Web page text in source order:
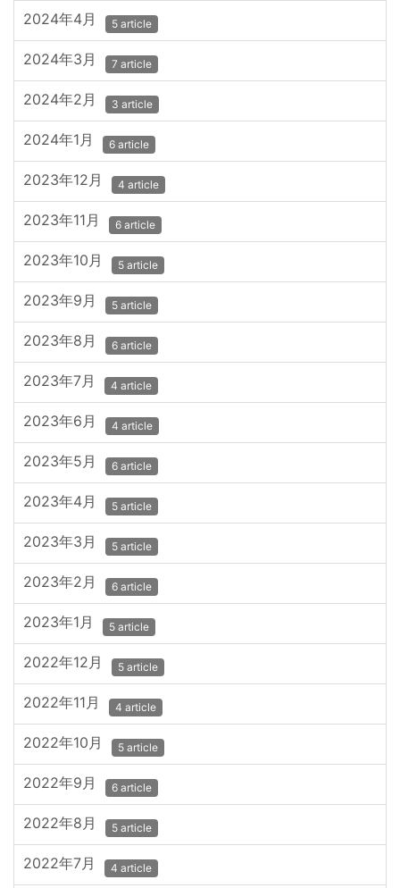
2024年4月 5 article
2024年3月 7 article
2024年2月 3 article
2024年1月 6 article
2023年12月 4 article
2023年11月 6 article
2023年10月 5 article
2023年9月 5 article
2023年8月 6 article
2023年7月 4 article
2023年6月 4 article
2023年5月 6 article
2023年4月 5 article
2023年3月 5 article
2023年2月 6 article
2023年1月 5 article
2022年12月 5 article
2022年11月 4 article
2022年10月 5 article
2022年9月 6 article
2022年8月 5 article
2022年7月 4 article